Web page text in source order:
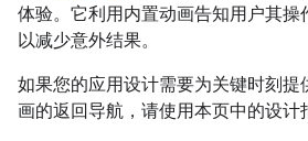
体验。它利用内置动画告知用户其操
以减少意外结果。
如果您的应用设计需要为关键时刻提
画的返回导航，请使用本页中的设计